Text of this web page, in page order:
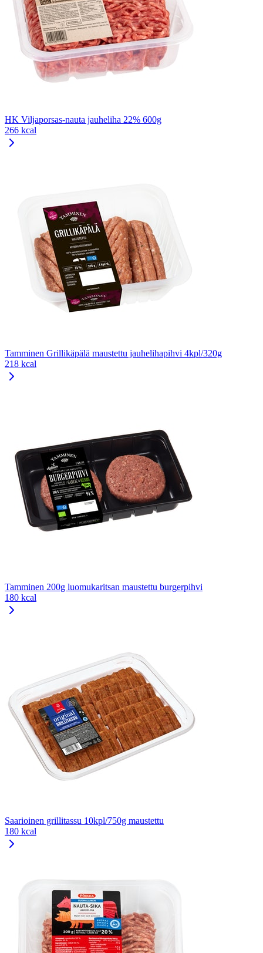
HK Viljaporsas-nauta jauheliha 22% 600g
266 kcal
Tamminen Grillikäpälä maustettu jauhelihapihvi 4kpl/320g
218 kcal
Tamminen 200g luomukaritsan maustettu burgerpihvi
180 kcal
Saarioinen grillitassu 10kpl/750g maustettu
180 kcal